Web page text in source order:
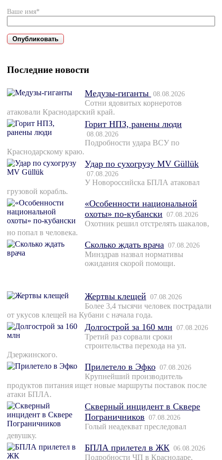
Ваше имя*
Последние новости
Медузы-гиганты 08.08.2026
Сотни ядовитых корнеротов
атаковали Краснодарский край.
Горит НПЗ, ранены люди
08.08.2026
Подробности удара ВСУ по
Краснодарскому краю.
Удар по сухогрузу MV Güllük
07.08.2026
У Новороссийска БПЛА атаковал
грузовой корабль.
«Особенности национальной
охоты» по-кубански 07.08.2026
Охотник решил отстрелять шакалов,
но попал в человека.
Сколько ждать врача 07.08.2026
Минздрав назвал нормативы
ожидания скорой помощи.
Жертвы клещей 07.08.2026
Более 3,4 тысячи человек пострадали
от укусов клещей на Кубани с начала года.
Долгострой за 160 млн 07.08.2026
Третий раз сорвали сроки
строительства перехода на ул.
Дзержинского.
Прилетело в Эфко 07.08.2026
Крупнейший производитель
продуктов питания ищет новые маршруты поставок после
атаки БПЛА.
Скверный инцидент в Сквере
Пограничников 07.08.2026
Голый неадекват преследовал
девушку.
БПЛА прилетел в ЖК 06.08.2026
Подробности ЧП в Краснодаре.